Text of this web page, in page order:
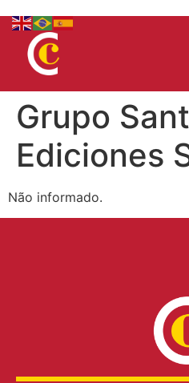
Grupo
Ediciones
Não informado.